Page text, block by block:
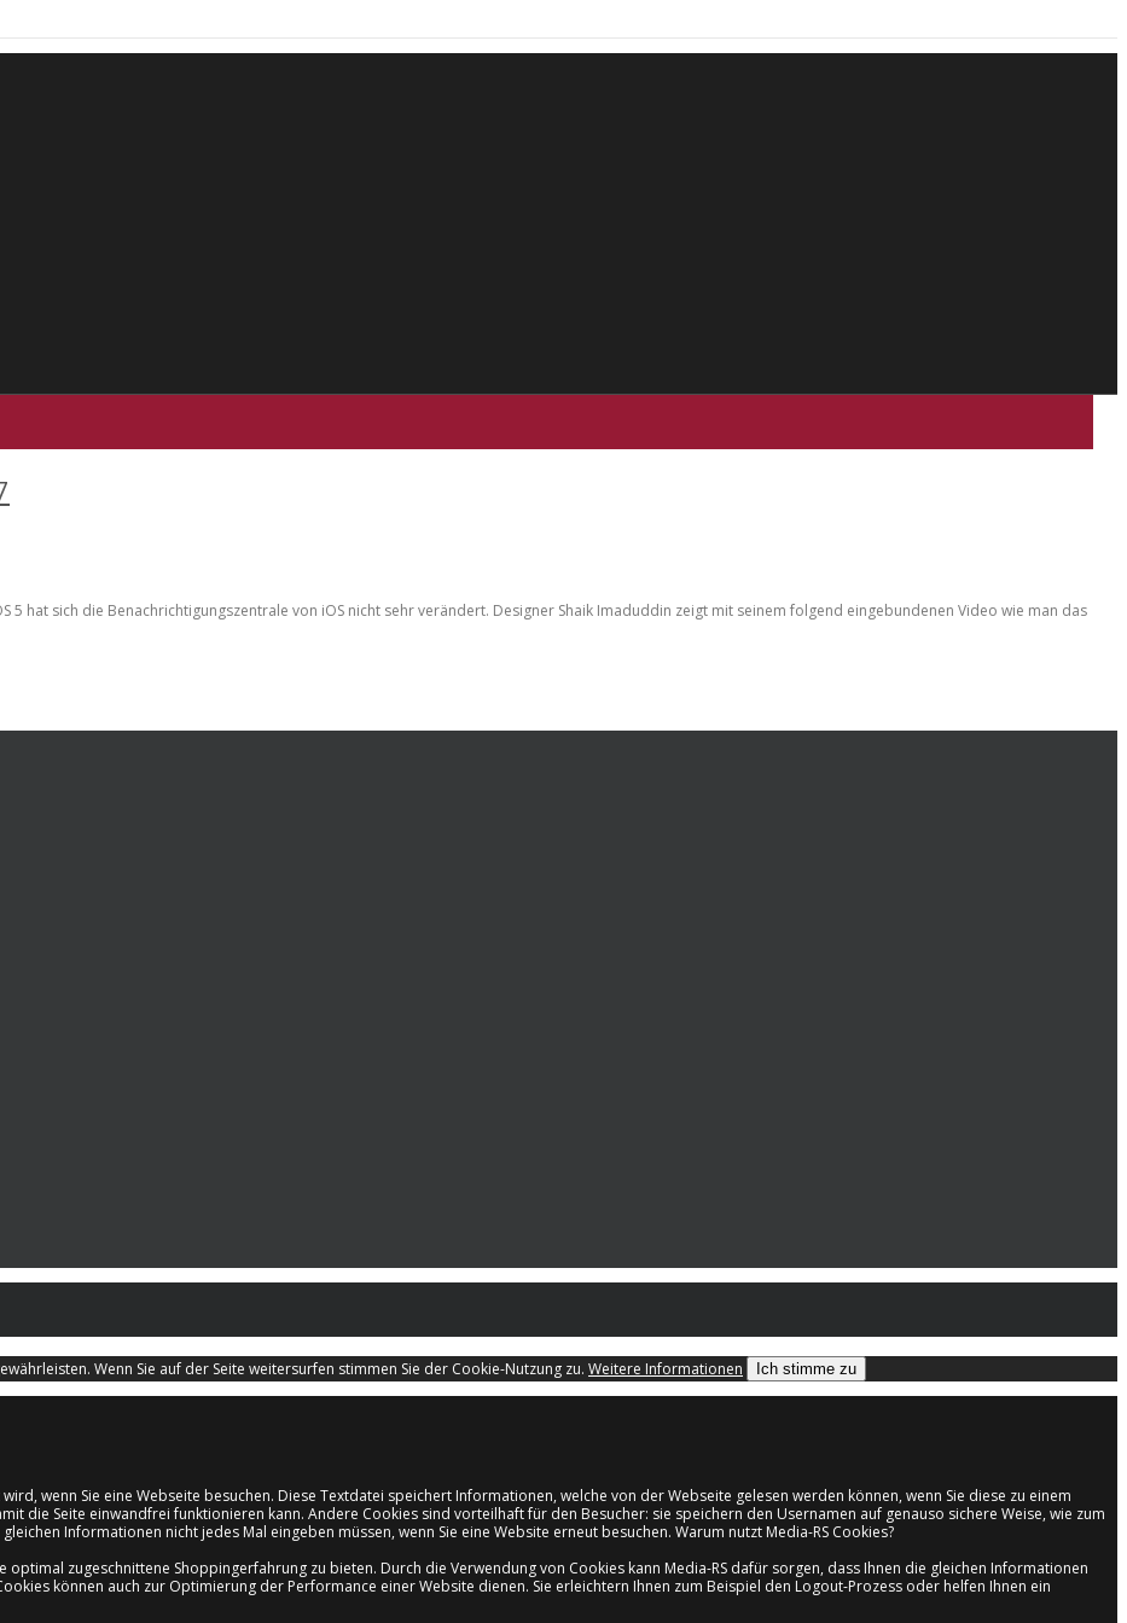
hat sich die Benachrichtigungszentrale von iOS nicht sehr verändert. Designer Shaik Imaduddin zeigt mit seinem folgend eingebundenen Video wie man das
Wenn Sie auf der Seite weitersurfen stimmen Sie der Cookie-Nutzung zu. Weitere Informationen Ich stimme zu
wenn Sie eine Webseite besuchen. Diese Textdatei speichert Informationen, welche von der Webseite gelesen werden können, wenn Sie diese zu einem
die Seite einwandfrei funktionieren kann. Andere Cookies sind vorteilhaft für den Besucher: sie speichern den Usernamen auf genauso sichere Weise, wie zum
Informationen nicht jedes Mal eingeben müssen, wenn Sie eine Website erneut besuchen. Warum nutzt Media-RS Cookies?
optimal zugeschnittene Shoppingerfahrung zu bieten. Durch die Verwendung von Cookies kann Media-RS dafür sorgen, dass Ihnen die gleichen Informationen
können auch zur Optimierung der Performance einer Website dienen. Sie erleichtern Ihnen zum Beispiel den Logout-Prozess oder helfen Ihnen ein